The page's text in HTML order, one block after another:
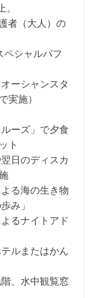
大人）の
シャルパフ
ャンスタ
実施）
ズ」で夕食
ト
のディスカ
海の生き物
み」
ナイトアド
またはかん
水中観覧窓